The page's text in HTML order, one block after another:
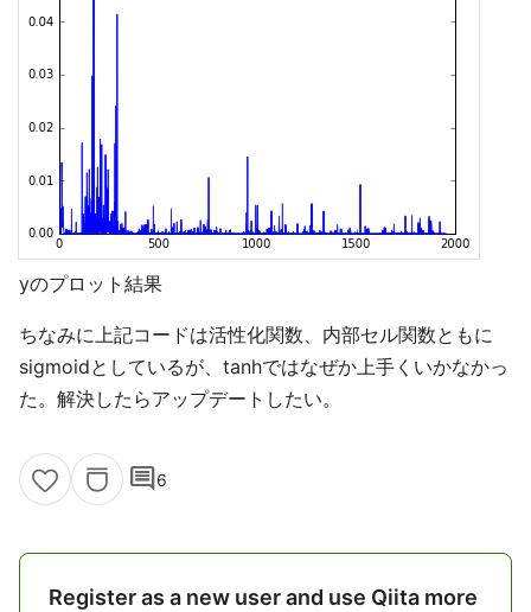
yのプロット結果
ちなみに上記コードは活性化関数、内部セル関数ともに
sigmoidとしているが、tanhではなぜか上手くいかなかっ
た。解決したらアップデートしたい。
comment6
Register as a new user and use Qiita more